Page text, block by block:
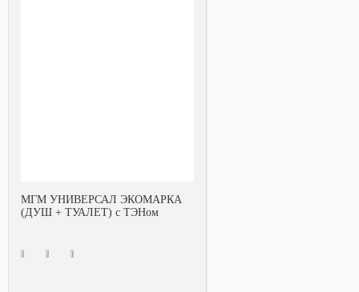
МГМ УНИВЕРСАЛ ЭКОМАРКА
(ДУШ + ТУАЛЕТ) с ТЭНом